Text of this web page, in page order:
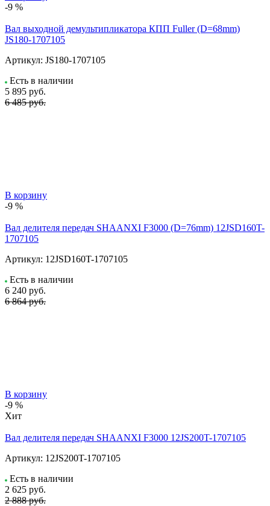
-9 %
Вал выходной демультипликатора КПП Fuller (D=68mm)
JS180-1707105
Артикул: JS180-1707105
Есть в наличии
5 895 руб.
6 485 руб.
В корзину
-9 %
Вал делителя передач SHAANXI F3000 (D=76mm) 12JSD160T-
1707105
Артикул: 12JSD160T-1707105
Есть в наличии
6 240 руб.
6 864 руб.
В корзину
-9 %
Хит
Вал делителя передач SHAANXI F3000 12JS200T-1707105
Артикул: 12JS200T-1707105
Есть в наличии
2 625 руб.
2 888 руб.